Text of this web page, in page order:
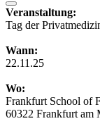
Veranstaltung:
Tag der
Wann:
22.11.25
Wo:
Frankfurt School of
60322 Frankfurt am